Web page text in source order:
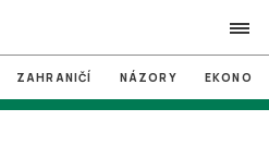
search
ZAHRANIČÍ NÁZORY